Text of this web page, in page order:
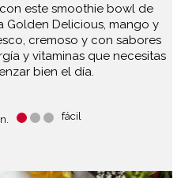
este smoothie bowl de
Golden Delicious, mango y
cremoso y con sabores
y vitaminas que necesitas
bien el día.
fácil